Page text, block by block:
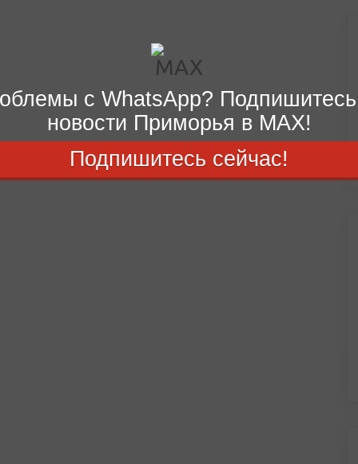
с WhatsApp?
новости Приморья в MAX!
Подпишитесь сейчас!